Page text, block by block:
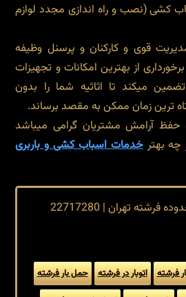
کشی (نصب و راه اندازی مجدد لوازم
قوی و کارکنان و پرسنل وظیفه
از بهترین امکانات و تجهیزات
میکند تا اثاثیه شما را بدون
ترین زمان ممکن به مقصد برساند.
آرامش مشتریان گرامی میباشد
چه بهترخدمات اسباب کشی و باربری
فرشته تهران | 22717280
فرشته اتوبار در فرشته
حمل بار فرشته